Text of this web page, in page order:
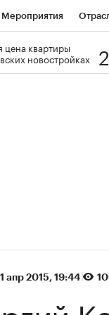
Мероприятия
РБК Образование
цена квартиры
новостройках
апр 2015, 19:44